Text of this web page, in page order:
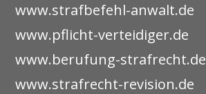
www.strafbefehl-anwalt.de
www.pflicht-verteidiger.de
www.berufung-strafrecht.de
www.strafrecht-revision.de